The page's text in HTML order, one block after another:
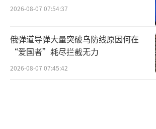
这一事件促使两岸民众重新
多台湾青年通过媒体报道了解
在创新创业中的活力；大陆民
的行程看到台湾同胞对和平的
交流是心灵沟通的桥梁，郑丽
2026-08-07 07:54:37
俄弹道导弹大量突破乌防线原因何在
“爱国者”耗尽拦截无力
2026-08-07 07:45:42